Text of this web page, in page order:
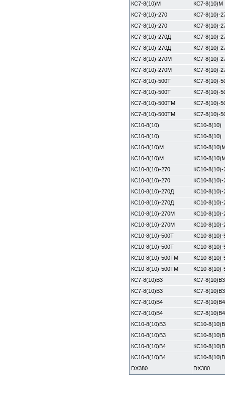
КС7-8(10)М
КС7-8(10)М
КС7-8(10)-270
КС7-8(10)-
КС7-8(10)-270
КС7-8(10)-
КС7-8(10)-270Д
КС7-8(10)-
КС7-8(10)-270Д
КС7-8(10)-
КС7-8(10)-270М
КС7-8(10)-
КС7-8(10)-270М
КС7-8(10)-
КС7-8(10)-500Т
КС7-8(10)-
КС7-8(10)-500Т
КС7-8(10)-
КС7-8(10)-500ТМ
КС7-8(10)-
КС7-8(10)-500ТМ
КС7-8(10)-
КС10-8(10)
КС10-8(10)
КС10-8(10)
КС10-8(10)
КС10-8(10)М
КС10-
КС10-8(10)М
КС10-
КС10-8(10)-270
КС10-8(10)-
КС10-8(10)-270
КС10-8(10)-
КС10-8(10)-270Д
КС10-8(10)-
КС10-8(10)-270Д
КС10-8(10)-
КС10-8(10)-270М
КС10-
КС10-8(10)-270М
КС10-
КС10-8(10)-500Т
КС10-8(10)-
КС10-8(10)-500Т
КС10-8(10)-
КС10-8(10)-500ТМ
КС10-
КС10-8(10)-500ТМ
КС10-
КС7-8(10)В3
КС7-8(10)В3
КС7-8(10)В3
КС7-8(10)В3
КС7-8(10)В4
КС7-8(10)В4
КС7-8(10)В4
КС7-8(10)В4
КС10-8(10)В3
КС10-
КС10-8(10)В3
КС10-
КС10-8(10)В4
КС10-
КС10-8(10)В4
КС10-
DX380
DX380